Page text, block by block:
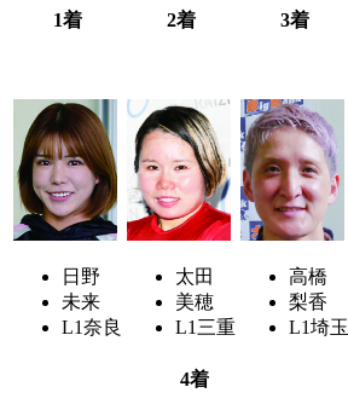
1着 2着 3着
日野
未来
L1奈良
太田
美穂
L1 三重
高橋
梨香
L1埼玉
4着